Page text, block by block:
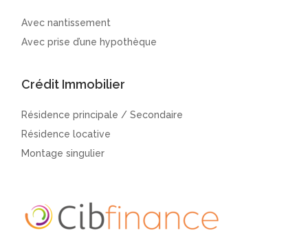
Avec nantissement
Avec prise d’une hypothèque
Crédit Immobilier
Résidence principale / Secondaire
Résidence locative
Montage singulier